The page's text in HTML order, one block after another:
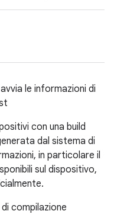
le informazioni di
con una build
dal sistema di
in particolare il
sul dispositivo,
compilazione